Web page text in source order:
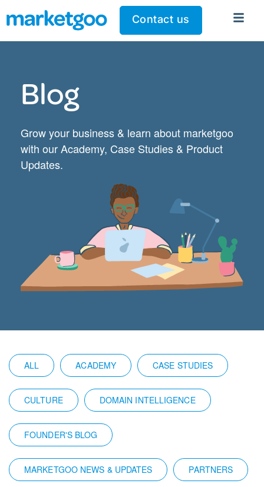
Contact us
Blog
Grow your business & learn about marketgoo
with our Academy, Case Studies & Product
Updates.
ALL ACADEMY CASE STUDIES
CULTURE DOMAIN INTELLIGENCE
FOUNDER'S BLOG
MARKETGOO NEWS & UPDATES PARTNERS